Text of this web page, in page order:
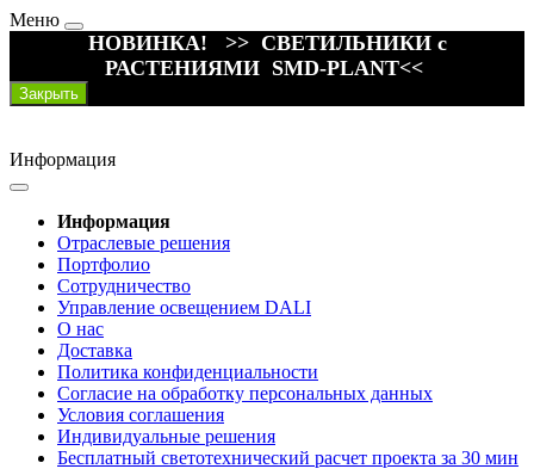
Меню
НОВИНКА! >> СВЕТИЛЬНИКИ с
РАСТЕНИЯМИ SMD-PLANT<<
Закрыть
Информация
Информация
Отраслевые решения
Портфолио
Сотрудничество
Управление освещением DALI
О нас
Доставка
Политика конфиденциальности
Согласие на обработку персональных данных
Условия соглашения
Индивидуальные решения
Бесплатный светотехнический расчет проекта за 30 мин